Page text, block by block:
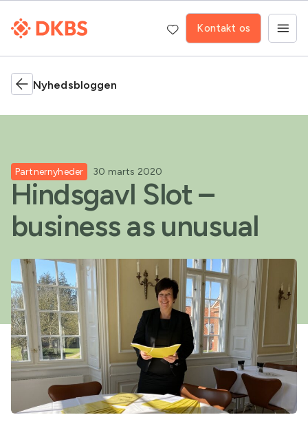
Kontakt os
Nyhedsbloggen
Partnernyheder 30 marts 2020
Hindsgavl Slot –
business as unusual